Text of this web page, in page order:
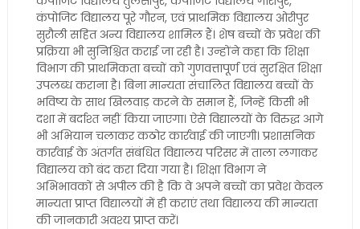
कंपोजिट विद्यालय पूरे गौरन, एवं प्राथमिक विद्यालय ओरीपुर
सुरौली सहित अन्य विद्यालय शामिल हैं। शेष बच्चों के प्रवेश की
प्रक्रिया भी सुनिश्चित कराई जा रही है। उन्होंने कहा कि शिक्षा
विभाग की प्राथमिकता बच्चों को गुणवत्तापूर्ण एवं सुरक्षित शिक्षा
उपलब्ध कराना है। बिना मान्यता संचालित विद्यालय बच्चों के
भविष्य के साथ खिलवाड़ करने के समान हैं, जिन्हें किसी भी
दशा में बर्दाश्त नहीं किया जाएगा। ऐसे विद्यालयों के विरुद्ध आगे
भी अभियान चलाकर कठोर कार्रवाई की जाएगी। प्रशासनिक
कार्रवाई के अंतर्गत संबंधित विद्यालय परिसर में ताला लगाकर
विद्यालय को बंद करा दिया गया है। शिक्षा विभाग ने
अभिभावकों से अपील की है कि वे अपने बच्चों का प्रवेश केवल
मान्यता प्राप्त विद्यालयों में ही कराएं तथा विद्यालय की मान्यता
की जानकारी अवश्य प्राप्त करें।